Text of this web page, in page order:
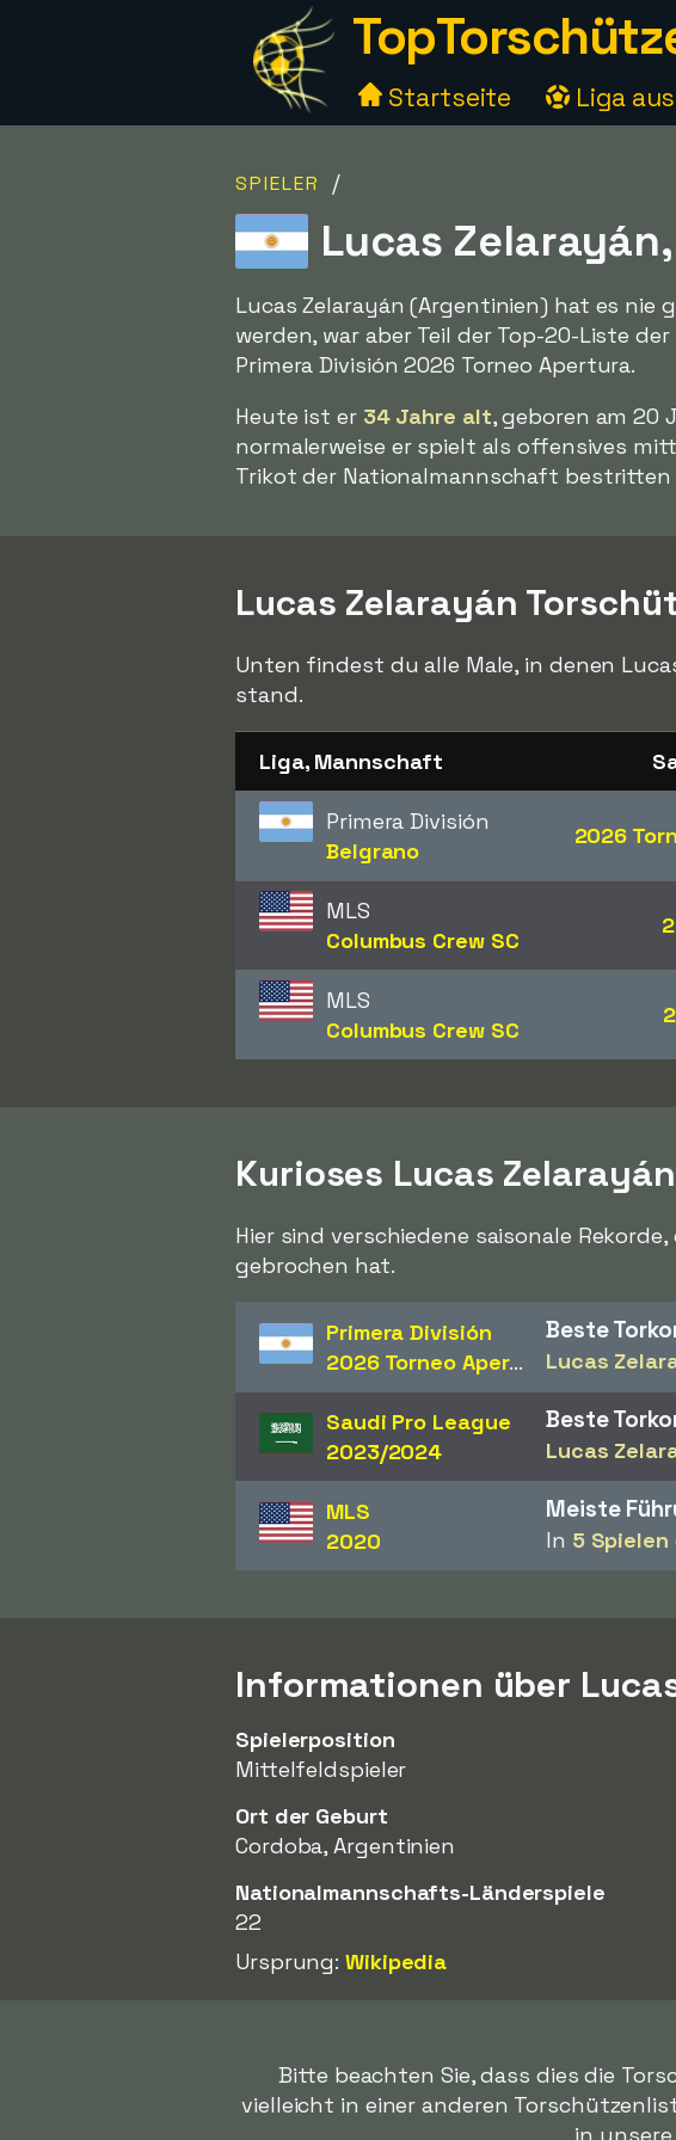
Startseite Liga
SPIELER /
Lucas
Lucas Zelarayán (Argentinien) hat es nie
werden, war aber Teil der Top-20-Liste
Primera División 2026 Torneo Apertura.
Heute ist er 34 Jahre alt, geboren am 20
normalerweise er spielt als offensives
Trikot der Nationalmannschaft
Lucas Zelarayán
Unten findest du alle Male, in denen
stand.
Liga, Mannschaft
Primera División
Belgrano
2026
MLS
Columbus Crew SC
MLS
Columbus Crew SC
Kurioses Lucas Zelarayán
Hier sind verschiedene saisonale
gebrochen hat.
Primera División
2026 Torneo Apertura
Beste
Lucas
Saudi Pro League
2023/2024
Beste
Lucas
MLS
2020
Meiste
In 5 Spielen
Informationen über
Spielerposition
Mittelfeldspieler
Ort der Geburt
Cordoba, Argentinien
Nationalmannschafts-Länderspiele
22
Ursprung: Wikipedia
Bitte beachten Sie, dass dies die
vielleicht in einer anderen